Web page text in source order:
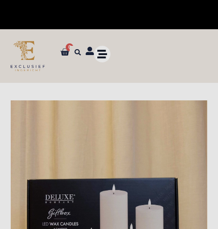
✓ Dé specialist in zijden bloemen en planten van ultieme kwaliteit
0